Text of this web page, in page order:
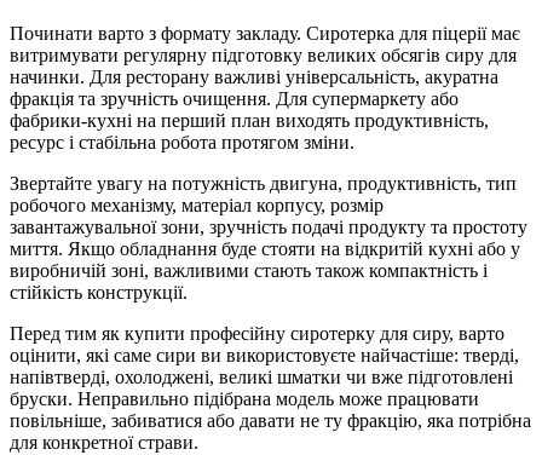
Починати варто з формату закладу. Сиротерка для піцерії має
витримувати регулярну підготовку великих обсягів сиру для
начинки. Для ресторану важливі універсальність, акуратна
фракція та зручність очищення. Для супермаркету або
фабрики-кухні на перший план виходять продуктивність,
ресурс і стабільна робота протягом зміни.
Звертайте увагу на потужність двигуна, продуктивність, тип
робочого механізму, матеріал корпусу, розмір
завантажувальної зони, зручність подачі продукту та простоту
миття. Якщо обладнання буде стояти на відкритій кухні або у
виробничій зоні, важливими стають також компактність і
стійкість конструкції.
Перед тим як купити професійну сиротерку для сиру, варто
оцінити, які саме сири ви використовуєте найчастіше: тверді,
напівтверді, охолоджені, великі шматки чи вже підготовлені
бруски. Неправильно підібрана модель може працювати
повільніше, забиватися або давати не ту фракцію, яка потрібна
для конкретної страви.